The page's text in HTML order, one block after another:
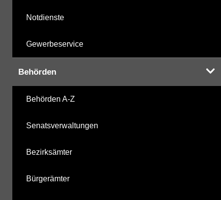
Notdienste
Gewerbeservice
Behörden
Behörden A-Z
Senatsverwaltungen
Bezirksämter
Bürgerämter